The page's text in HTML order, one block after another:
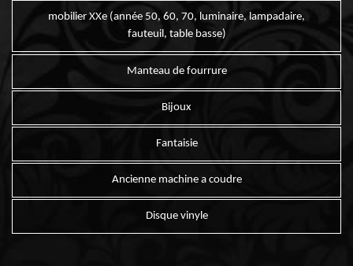
mobilier XXe (année 50, 60, 70, luminaire, lampadaire,
fauteuil, table basse)
Manteau de fourrure
Bijoux
Fantaisie
Ancienne machine a coudre
Disque vinyle